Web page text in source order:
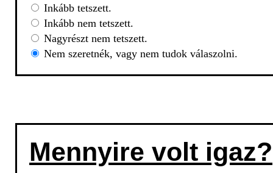
Inkább tetszett.
Inkább nem tetszett.
Nagyrészt nem tetszett.
Nem szeretnék, vagy nem tudok válaszolni.
Mennyire volt igaz?